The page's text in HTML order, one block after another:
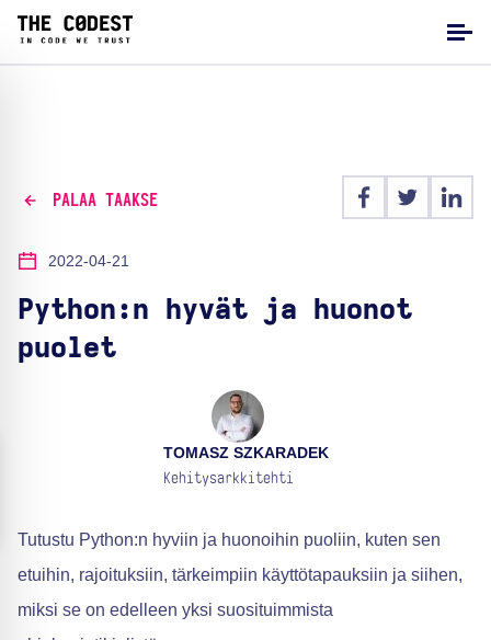
PALAA TAAKSE
2022-04-21
Python:n hyvät ja huonot
puolet
TOMASZ SZKARADEK
Kehitysarkkitehti
Tutustu Python:n hyviin ja huonoihin puoliin, kuten sen
etuihin, rajoituksiin, tärkeimpiin käyttötapauksiin ja siihen,
miksi se on edelleen yksi suosituimmista